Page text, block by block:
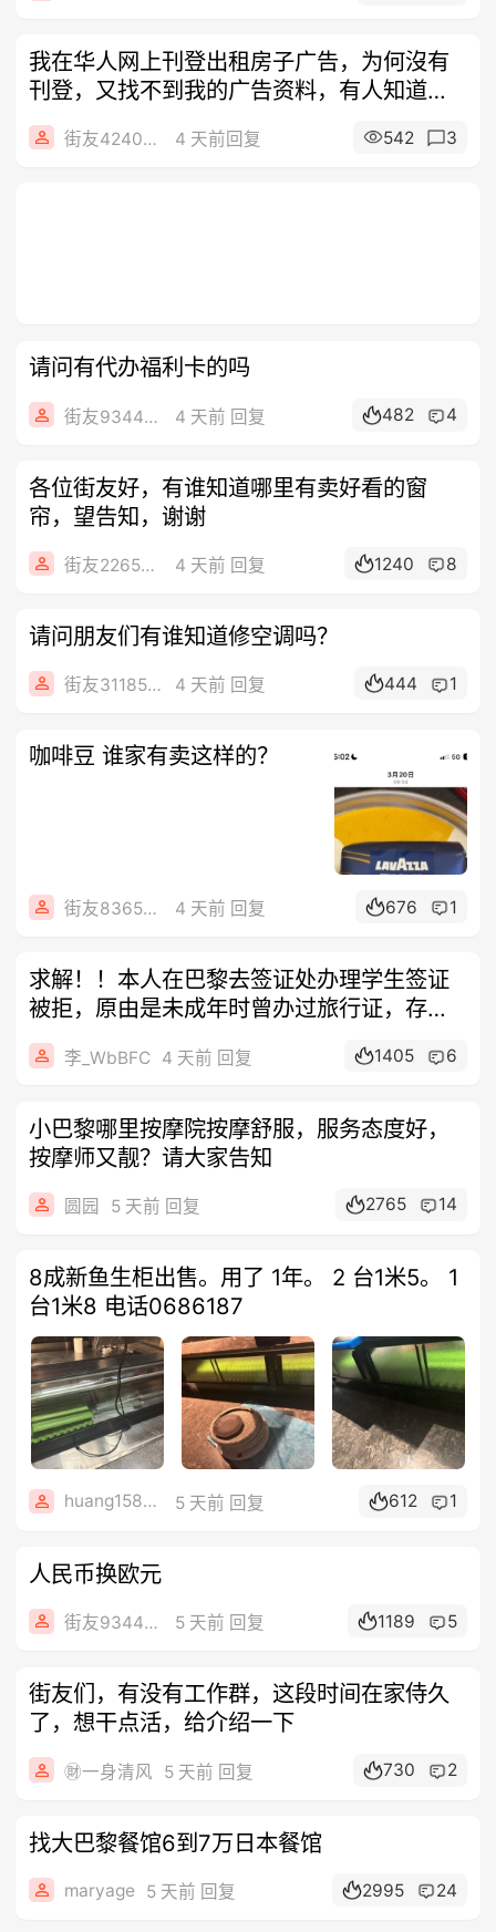
我在华人网上刊登出租房子广告，为何沒有
刊登，又找不到我的广告资料，有人知道我
到底
街友42408312 4 天前回复 542 3
请问有代办福利卡的吗
街友93445289 4 天前 回复 482 4
各位街友好，有谁知道哪里有卖好看的窗
帘，望告知，谢谢
街友22658669 4 天前 回复 1240 8
请问朋友们有谁知道修空调吗？
街友31185462 4 天前 回复 444 1
咖啡豆 谁家有卖这样的？
街友83656478 4 天前 回复 676 1
求解！！本人在巴黎去签证处办理学生签证
被拒，原由是未成年时曾办过旅行证，存在
囯籍
李_WbBFC 4 天前 回复 1405 6
小巴黎哪里按摩院按摩舒服，服务态度好，
按摩师又靓？请大家告知
圆园 5 天前 回复 2765 14
8成新鱼生柜出售。用了 1年。 2 台1米5。 1
台1米8 电话0686187
huang15888 5 天前 回复 612 1
人民币换欧元
街友93445289 5 天前 回复 1189 5
街友们，有没有工作群，这段时间在家侍久
了，想干点活，给介绍一下
㊖一身清风 5 天前 回复 730 2
找大巴黎餐馆6到7万日本餐馆
maryage 5 天前 回复 2995 24